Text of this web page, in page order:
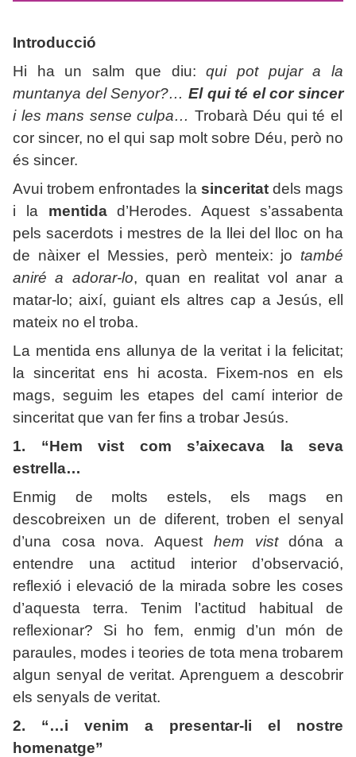
Introducció
Hi ha un salm que diu:qui pot pujar a la
muntanya del Senyor?… El qui té el cor sincer
i les mans sense culpa… Trobarà Déu qui té el
cor sincer, no el qui sap molt sobre Déu, però no
és sincer.
Avui trobem enfrontades la sinceritatdels mags
i la mentidad’Herodes. Aquest s’assabenta
pels sacerdots i mestres de la llei del lloc on ha
de nàixer el Messies, però menteix: jo també
aniré a adorar-lo, quan en realitat vol anar a
matar-lo; així, guiant els altres cap a Jesús, ell
mateix no el troba.
La mentida ens allunya de la veritat i la felicitat;
la sinceritat ens hi acosta. Fixem-nos en els
mags, seguim les etapes del camí interior de
sinceritat que van fer fins a trobar Jesús.
1. “Hem vist com s’aixecava la seva
estrella…
Enmig de molts estels, els mags en
descobreixen un de diferent, troben el senyal
d’una cosa nova. Aquest hem vistdóna a
entendre una actitud interior d’observació,
reflexió i elevació de la mirada sobre les coses
d’aquesta terra. Tenim l’actitud habitual de
reflexionar? Si ho fem, enmig d’un món de
paraules, modes i teories de tota mena trobarem
algun senyal de veritat. Aprenguem a descobrir
els senyals de veritat.
2. “…i venim a presentar-li el nostre
homenatge”